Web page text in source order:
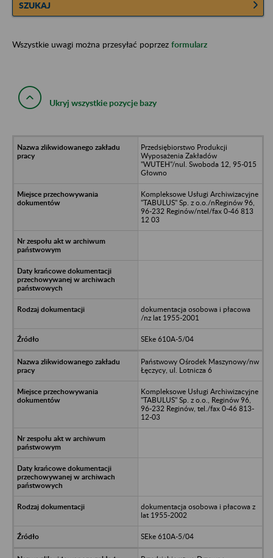
SZUKAJ
Wszystkie uwagi można przesyłać poprzez formularz
Ukryj wszystkie pozycje bazy
Przedsiębiorstwo Produkcji
Wyposażenia Zakładów
"WUTEH"/nul. Swoboda 12, 95-015
Głowno
Kompleksowe Usługi Archiwizacyjne
"TABULUS" Sp. z o.o./nReginów 96,
96-232 Reginów/ntel/fax 0-46 813
12 03
dokumentacja osobowa i płacowa
/nz lat 1955-2001
SEke 610A-5/04
Państwowy Ośrodek Maszynowy/nw
Łęczycy, ul. Lotnicza 6
Kompleksowe Usługi Archiwizacyjne
"TABULUS" Sp. z o.o., Reginów 96,
96-232 Reginów, tel./fax 0-46 813-
12-03
dokumentacja osobowa i płacowa z
lat 1955-2002
SEke 610A-5/04